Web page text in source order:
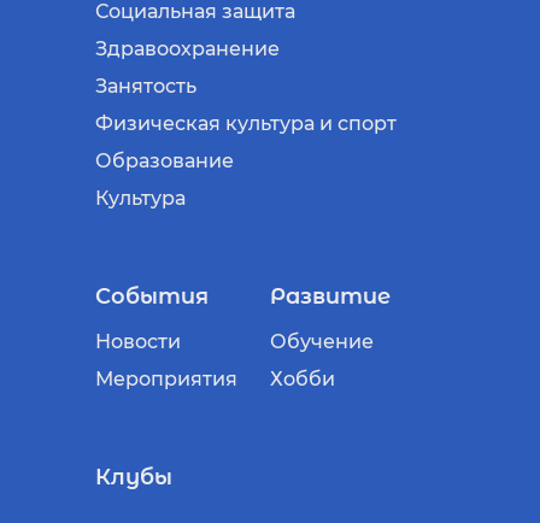
Социальная защита
Здравоохранение
Занятость
Физическая культура и спорт
Образование
Культура
События
Новости
Мероприятия
Развитие
Обучение
Хобби
Клубы